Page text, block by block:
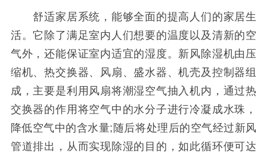
舒适家居系统，能够全面的提高人们的家居生
活。它除了满足室内人们想要的温度以及清新的空
气外，还能保证室内适宜的湿度。新风除湿机由压
缩机、热交换器、风扇、盛水器、机壳及控制器组
成，主要是利用风扇将潮湿空气抽入机内，通过热
交换器的作用将空气中的水分子进行冷凝成水珠，
降低空气中的含水量;随后将处理后的空气经过新风
管道排出，从而实现除湿的目的，如此循环便可达